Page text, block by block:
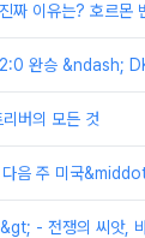
이유는? 호르몬
2:0 완승 &ndash;
버의 모든 것
다음 주 미국
- 전쟁의 씨앗,